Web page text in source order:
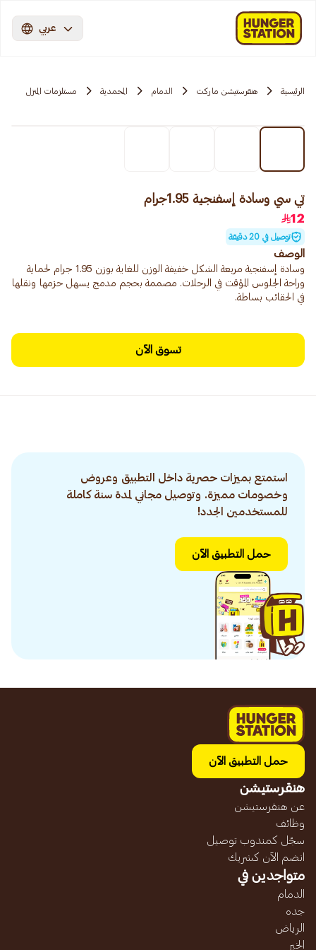
عربي
الرئيسية هنقرستيشن ماركت الدمام المحمدية مستلزمات المنزل
تي سي وسادة إسفنجية 1.95جرام
12
توصيل في 20 دقيقة
الوصف
وسادة إسفنجية مربعة الشكل خفيفة الوزن للغاية بوزن 1.95 جرام لحماية
وراحة الجلوس المؤقت في الرحلات. مصممة بحجم مدمج يسهل حزمها ونقلها
في الحقائب بساطة.
تسوق الآن
استمتع بميزات حصرية داخل التطبيق وعروض
وخصومات مميزة. وتوصيل مجاني لمدة سنة كاملة
للمستخدمين الجدد!
حمل التطبيق الآن
حمل التطبيق الآن
هنقرستيشن
عن هنقرستيشن
وظائف
سجّل كمندوب توصيل
انضم الآن كشريك
متواجدين في
الدمام
جده
الرياض
الخبر